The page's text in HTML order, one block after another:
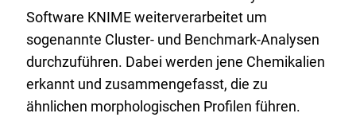
_
S
c
r
e
Software KNIME weiterverarbeitet um
sogenannte Cluster- und Benchmark-Analysen
durchzuführen. Dabei werden jene Chemikalien
erkannt und zusammengefasst, die zu
ähnlichen morphologischen Profilen führen.